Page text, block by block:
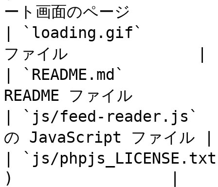
ート画面のページ
| `loading.gif`          |
ファイル              |
| `README.md`
README ファイル
| `js/feed-reader.js`    |
の JavaScript ファイル |
| `js/
)                 |